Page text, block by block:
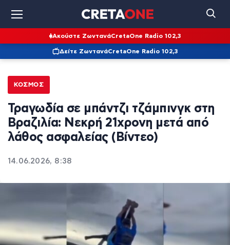
Ακούστε ΖωντανάCretaOne Radio 102,3
Δείτε ΖωντανάCretaOne Radio 102,3
ΚΌΣΜΟΣ
Τραγωδία σε μπάντζι τζάμπινγκ στη
Βραζιλία: Νεκρή 21χρονη μετά από
λάθος ασφαλείας (Βίντεο)
14.06.2026, 8:38